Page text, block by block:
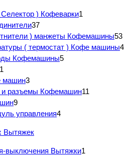
) Кофеварки1
37
) манжеты Кофемашины53
( термостат ) Кофе машины4
Кофемашины5
1
машин3
и разъемы Кофемашин11
9
управления4
Вытяжек
выключения Вытяжки1